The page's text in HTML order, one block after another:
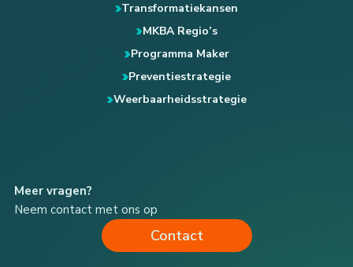
Transformatiekansen
MKBA Regio’s
Programma Maker
Preventiestrategie
Weerbaarheidsstrategie
Meer vragen?
Neem contact met ons op
Contact